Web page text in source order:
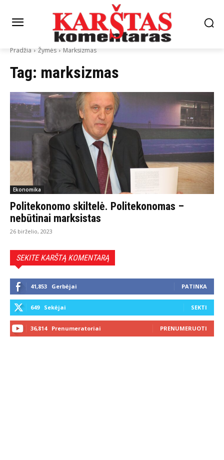
Pradžia Žymės Marksizmas
Tag: marksizmas
Ekonomika
Politekonomo skiltelė. Politekonomas –
nebūtinai marksistas
26 birželio, 2023
SEKITE KARŠTĄ KOMENTARĄ
41,853 Gerbėjai PATINKA
649 Sekėjai SEKTI
36,814 Prenumeratoriai PRENUMERUOTI